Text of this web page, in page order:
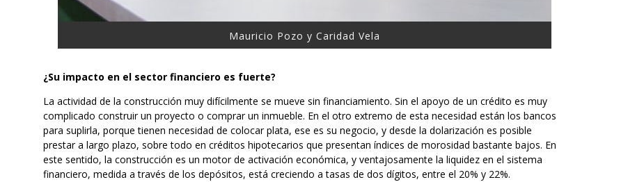
Mauricio Pozo y Caridad Vela
¿Su impacto en el sector financiero es fuerte?
La actividad de la construcción muy difícilmente se mueve sin financiamiento. Sin el apoyo de un crédito es muy
complicado construir un proyecto o comprar un inmueble. En el otro extremo de esta necesidad están los bancos
para suplirla, porque tienen necesidad de colocar plata, ese es su negocio, y desde la dolarización es posible
prestar a largo plazo, sobre todo en créditos hipotecarios que presentan índices de morosidad bastante bajos. En
este sentido, la construcción es un motor de activación económica, y ventajosamente la liquidez en el sistema
financiero, medida a través de los depósitos, está creciendo a tasas de dos dígitos, entre el 20% y 22%.